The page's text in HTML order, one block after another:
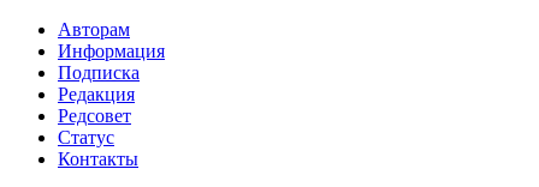
Авторам
Информация
Подписка
Редакция
Редсовет
Статус
Контакты